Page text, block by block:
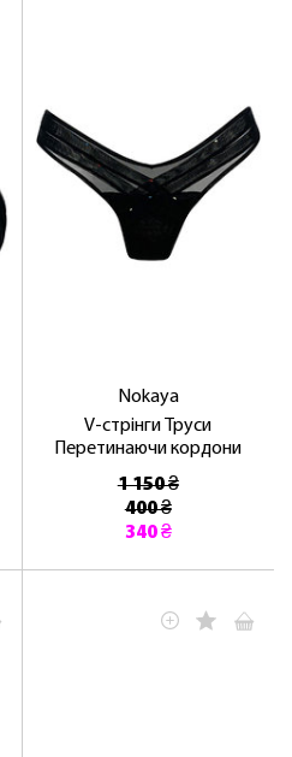
Nokaya
V-стрінги Труси
Перетинаючи кордони
1 150 ₴
400 ₴
340 ₴